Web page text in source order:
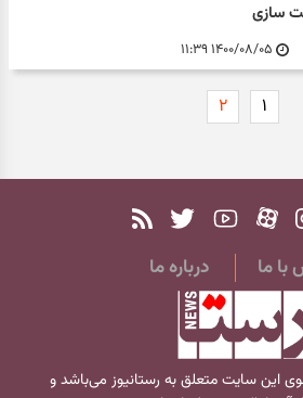
سازی
۱۴۰۰/۰۸/۰۵ ۱۱:۳۹
۱ ۲
با ما درباره ما
این سایت متعلق به رستانیوز می‌باشد و